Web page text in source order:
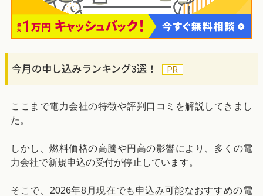
今月の申し込みランキング3選！
ここまで電力会社の特徴や評判口コミを解説してきまし
た。
しかし、燃料価格の高騰や円高の影響により、多くの電
力会社で新規申込の受付が停止しています。
そこで、2026年8月現在でも申込み可能なおすすめの電